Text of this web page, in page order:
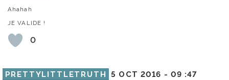
Ahahah
JE VALIDE !
0
PRETTYLITTLETRUTH 5 OCT 2016 - 09 :47